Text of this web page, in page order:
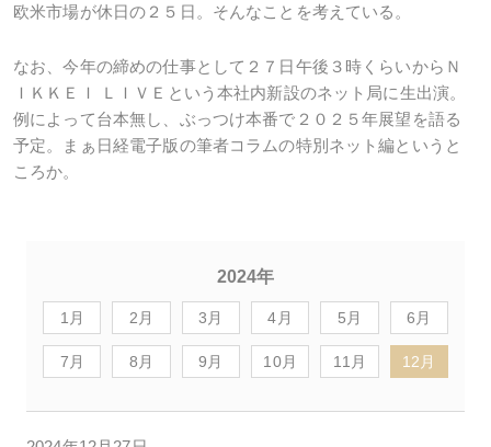
欧米市場が休日の２５日。そんなことを考えている。
なお、今年の締めの仕事として２７日午後３時くらいからＮ
ＩＫＫＥＩ ＬＩＶＥという本社内新設のネット局に生出演。
例によって台本無し、ぶっつけ本番で２０２５年展望を語る
予定。まぁ日経電子版の筆者コラムの特別ネット編というと
ころか。
2024年
1月 2月 3月 4月 5月 6月
7月 8月 9月 10月 11月 12月